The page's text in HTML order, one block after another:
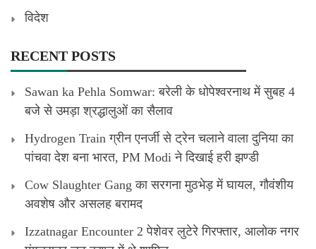
विदेश
RECENT POSTS
Sawan ka Pehla Somwar: बरेली के धोपेश्वरनाथ में सुबह 4
बजे से उमड़ा श्रद्धालुओं का सैलाव
Hydrogen Train ग्रीन एनर्जी से ट्रेन चलाने वाला दुनिया का
पांचवा देश बना भारत, PM Modi ने दिखाई हरी झण्डी
Cow Slaughter Gang का सरगना मुठभेड़ में घायल, गौवंशीय
अवशेष और असलह बरामद
Izzatnagar Encounter 2 पेशेवर लुटेरे गिरफ्तार, आलोक नगर